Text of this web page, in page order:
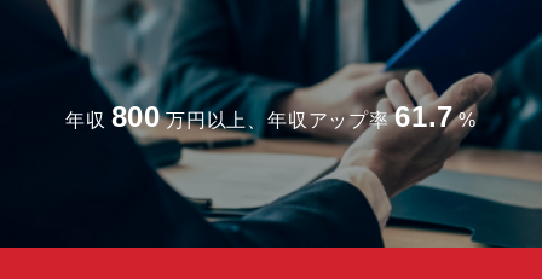
年収 800 万円以上、年収アップ率 61.7 %